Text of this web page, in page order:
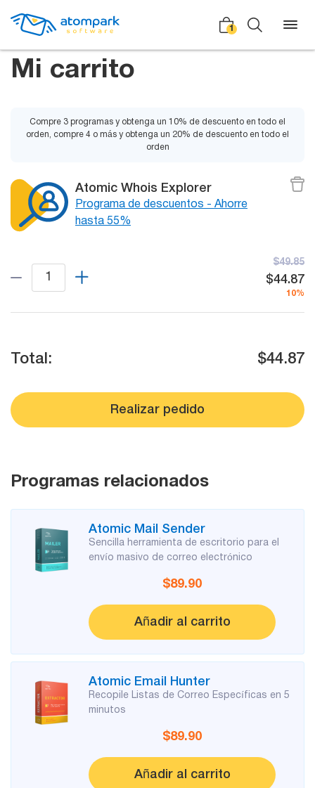
Atrás
masivo
Lead Extractor
Email Logger
Gestores
de listas
List Manager
Atrás
Testimonios
Noticias
Manuales
Programa de socios
1
Mi carrito
Compre 3 programas y obtenga un 10% de descuento en todo el
orden, compre 4 o más y obtenga un 20% de descuento en todo el
orden
Atomic Whois Explorer
Programa de descuentos - Ahorre
hasta 55%
$49.85
$44.87
10%
Total: $44.87
Realizar pedido
Programas relacionados
Atomic Mail Sender
Sencilla herramienta de escritorio para el
envío masivo de correo electrónico
$89.90
Añadir al carrito
Atomic Email Hunter
Recopile Listas de Correo Específicas en 5
minutos
$89.90
Añadir al carrito